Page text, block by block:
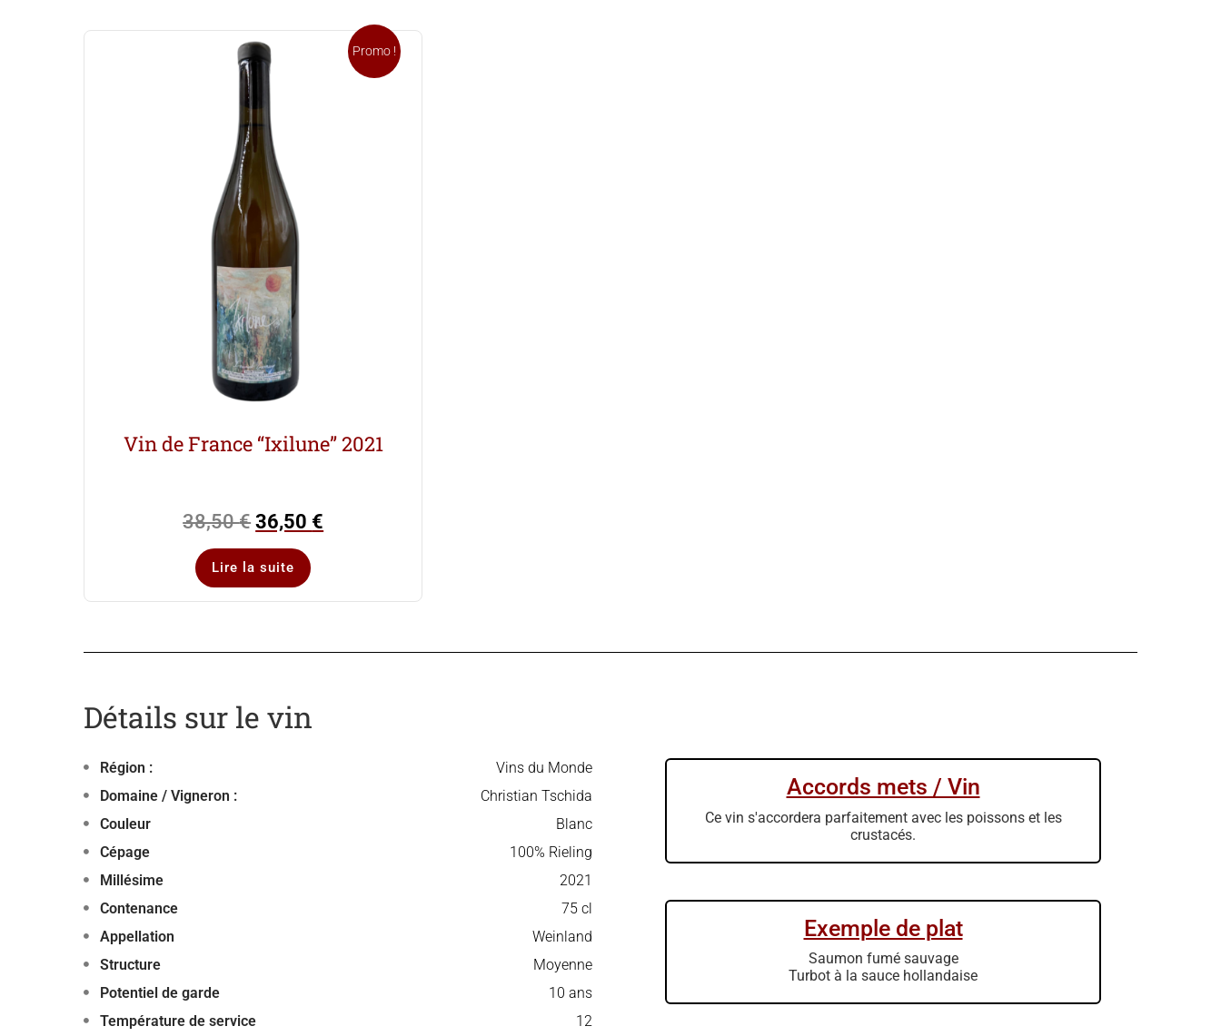
Promo !
Vin de France “Ixilune” 2021
38,50€ 36,50 €
Lire la suite
Détails sur le vin
Région :
Vins du Monde
Domaine / Vigneron :
Christian Tschida
Couleur
Blanc
Cépage
100% Rieling
Millésime
2021
Contenance
75 cl
Appellation
Weinland
Structure
Moyenne
Potentiel de garde
10 ans
Température de service
12
Accords mets / Vin
Ce vin s'accordera parfaitement avec les poissons et les
crustacés.
Exemple de plat
Saumon fumé sauvage
Turbot à la sauce hollandaise